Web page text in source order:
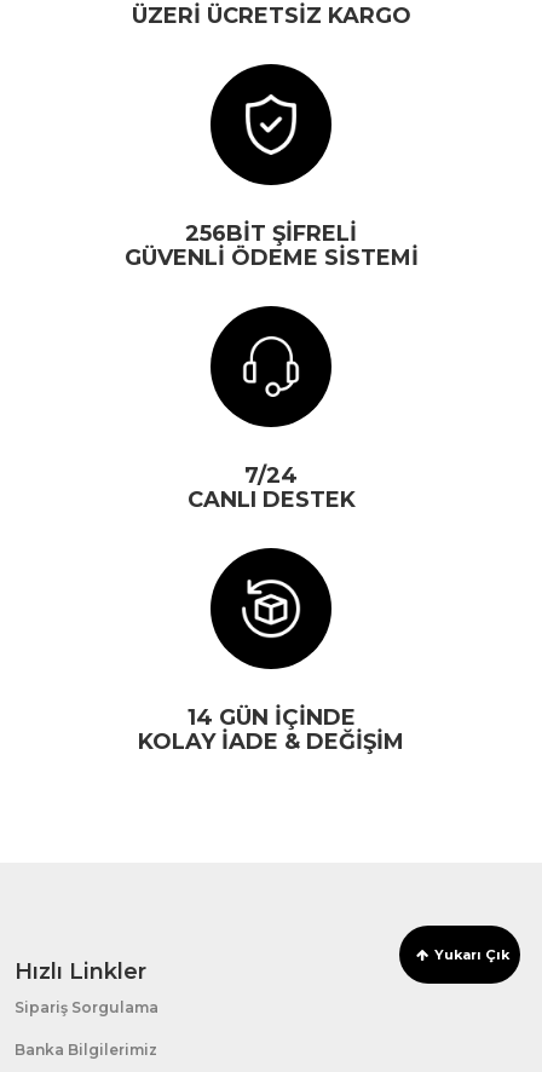
Yukarı Çık
ÜZERİ ÜCRETSİZ KARGO
256BİT ŞİFRELİ
GÜVENLİ ÖDEME SİSTEMİ
7/24
CANLI DESTEK
14 GÜN İÇİNDE
KOLAY İADE & DEĞİŞİM
Hızlı Linkler
Sipariş Sorgulama
Banka Bilgilerimiz